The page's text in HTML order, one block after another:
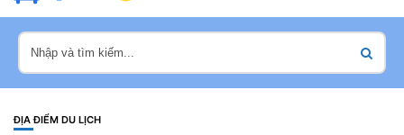
ĐỊA ĐIỂM DU LỊCH